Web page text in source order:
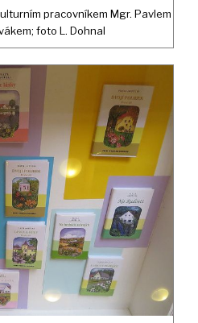
pracovníkem Mgr. Pavlem
foto L. Dohnal